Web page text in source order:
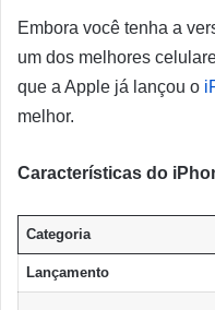
Embora você tenha a
um dos melhores
que a Apple já lançou o
melhor.
Características do
Categoria
Lançamento